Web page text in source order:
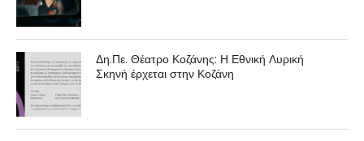
Δη.Πε. Θέατρο Κοζάνης: Η Εθνική Λυρική
Σκηνή έρχεται στην Κοζάνη